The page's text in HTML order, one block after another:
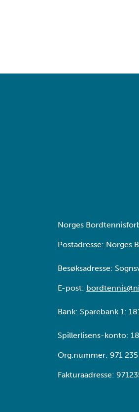
Norges
Postadresse: Norges
Besøksadresse:
E-post:
Bank: Sparebank 1:
Spillerlisens-konto:
Org.nummer: 971
Fakturaadresse: